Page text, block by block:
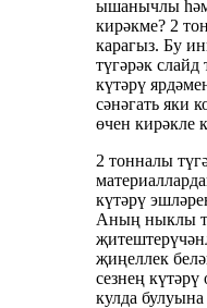
ышанычлы
кирәкме? 2
карагыз. Бу
түгәрәк
күтәрү
сәнәгать яки
өчен кирәкле
2 тонналы
күтәрү
Аның ныклы
җиңеллек
сезнең
кулда